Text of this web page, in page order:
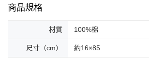
商品規格
材質 100%棉
尺寸（cm） 約16×85